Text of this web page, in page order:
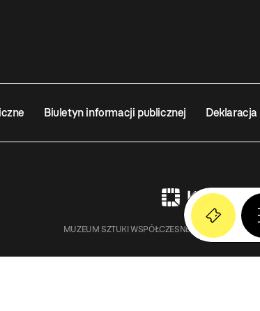
Biuletyn informacji publicznej
MUZEUM SZTUKI WSPÓŁCZESNEJ W KRAKOWIE